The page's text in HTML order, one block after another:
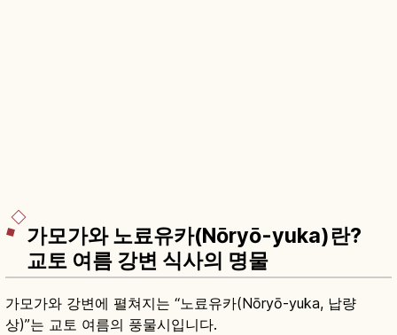
가모가와 노료유카(Nōryō-yuka)란?
교토 여름 강변 식사의 명물
가모가와 강변에 펼쳐지는 “노료유카(Nōryō-yuka, 납량
상)”는 교토 여름의 풍물시입니다.